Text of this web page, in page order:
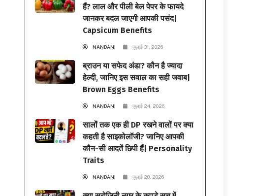
हैं? लाल और पीली बेल पेपर के फायदे
जानकर बदल जाएगी आपकी पसंद|
Capsicum Benefits
NANDANI जुलाई 31, 2026
ब्राउन या सफेद अंडा? कौन है ज्यादा
हेल्दी, जानिए इस सवाल का सही जवाब|
Brown Eggs Benefits
NANDANI जुलाई 24, 2026
सालों तक एक ही DP रखने वालों पर क्या
कहती है साइकोलॉजी? जानिए आपकी
कौन-सी आदतें छिपी हैं| Personality
Traits
NANDANI जुलाई 20, 2026